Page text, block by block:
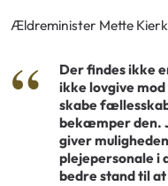
Ældreminister Mette
Der findes ikke
ikke lovgive
skabe
bekæmper den.
giver
plejepersonale
bedre stand til